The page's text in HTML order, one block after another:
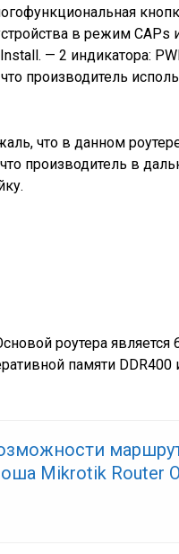
в режим CAPs
— 2 индикатора:
производитель
что в данном
производитель в
роутера является
памяти
Mikrotik Router